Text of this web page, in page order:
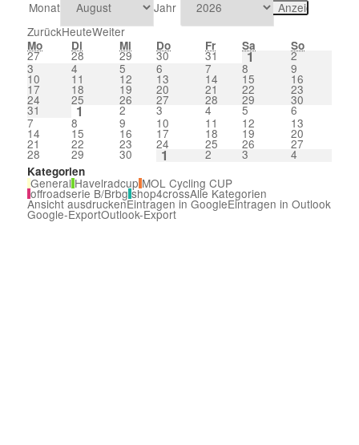
Monat
Jahr
ZurückHeuteWeiter
Mo Di Mi Do Fr Sa So
27 28 29 30 31 1
2
3
4 5 6 7 8 9
10 11 12 13 14 15 16
17 18 19 20 21 22 23
24 25 26 27 28 29 30
31 1 2 3 4 5
6
7
8 9 10 11 12 13
14 15 16 17 18 19 20
21 22 23 24 25 26 27
28 29 30 1 2 3 4
Kategorien
General Havelradcup MOL Cycling CUP
offroadserie B/Brbg shop4crossAlle Kategorien
Ansicht ausdruckenEintragen in GoogleEintragen in Outlook
Google-ExportOutlook-Export